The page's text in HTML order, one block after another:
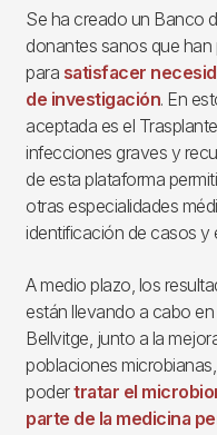
Se ha creado un Banco
donantes sanos que
para satisfacer
de investigación. En
aceptada es el
infecciones graves y
de esta plataforma
otras especialidades
identificación de casos
A medio plazo, los
están llevando a cabo
Bellvitge, junto a la
poblaciones
podertratar el
parte de la medicina